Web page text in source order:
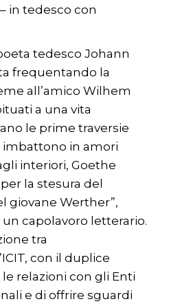
– in tedesco con
tedesco Johann
frequentando la
all’amico Wilhem
a una vita
le prime traversie
in amori
interiori, Goethe
la stesura del
giovane Werther”,
capolavoro letterario.
tra
con il duplice
relazioni con gli Enti
e di offrire sguardi